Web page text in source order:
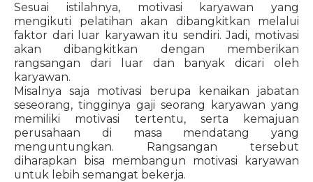
Sesuai istilahnya, motivasi karyawan yang
mengikuti pelatihan akan dibangkitkan melalui
faktor dari luar karyawan itu sendiri. Jadi, motivasi
akan dibangkitkan dengan memberikan
rangsangan dari luar dan banyak dicari oleh
karyawan.
Misalnya saja motivasi berupa kenaikan jabatan
seseorang, tingginya gaji seorang karyawan yang
memiliki motivasi tertentu, serta kemajuan
perusahaan di masa mendatang yang
menguntungkan. Rangsangan tersebut
diharapkan bisa membangun motivasi karyawan
untuk lebih semangat bekerja.